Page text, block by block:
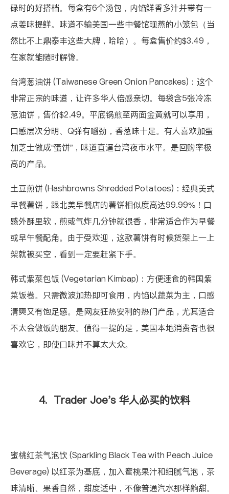
碌时的好搭档。每盒有6个汤包，内馅鲜香多汁并带有一
点姜味提鲜。味道不输美国一些中餐馆现蒸的小笼包（当
然比不上鼎泰丰这些大牌，哈哈）。每盒售价约$3.49，
在家就能随时解馋。
台湾葱油饼 (Taiwanese Green Onion Pancakes) ：这个
非常正宗的味道，让许多华人倍感亲切。每袋含5张冷冻
葱油饼，售价$2.49。平底锅煎至两面金黄就可以享用，
口感层次分明、Q弹有嚼劲，香葱味十足。有人喜欢加蛋
加芝士做成“蛋饼”，味道直逼台湾夜市水平。是回购率极
高的产品。
土豆煎饼 (Hashbrowns Shredded Potatoes) ：经典美式
早餐薯饼，跟北美早餐店的薯饼相似度高达99.99%！口
感外酥里软，煎或气炸几分钟就很香，非常适合作为早餐
或早午餐配角。由于受欢迎，这款薯饼有时候货架上一上
架就被买空，看到一定要赶紧下手。
韩式紫菜包饭 (Vegetarian Kimbap) ：方便速食的韩国紫
菜饭卷。只需微波加热即可食用，内馅以蔬菜为主，口感
清爽又有饱足感。是网友狂热安利的热门产品，尤其适合
不太会做饭的朋友。值得一提的是，美国本地消费者也很
喜欢它，即使口味并不算太大众。
4. Trader Joe's 华人必买的饮料
蜜桃红茶气泡饮 (Sparkling Black Tea with Peach Juice
Beverage) 以红茶为基底，加入蜜桃果汁和细腻气泡，茶
味清晰、果香自然，甜度适中，不像普通汽水那样齁甜。